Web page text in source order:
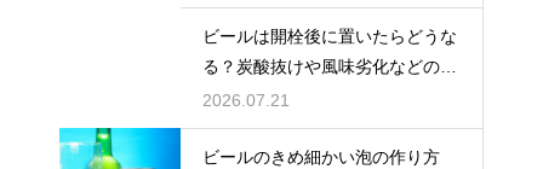
ビールは開栓後に置いたらどうな
る？炭酸抜けや風味劣化などの影
響を解説
2026.07.21
ビールのきめ細かい泡の作り方